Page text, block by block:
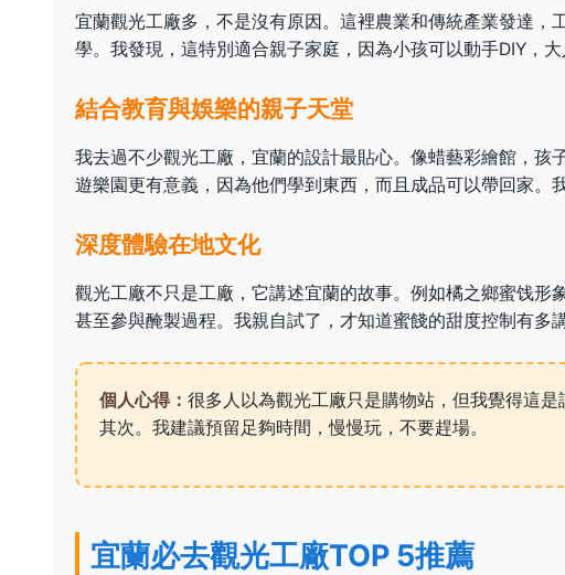
宜蘭觀光工廠多，不是沒有原因。這裡農業和傳統產業發達
學。我發現，這特別適合親子家庭，因為小孩可以動手DIY，大
結合教育與娛樂的親子天堂
我去過不少觀光工廠，宜蘭的設計最貼心。像蜡藝彩繪館，
遊樂園更有意義，因為他們學到東西，而且成品可以帶回家。
深度體驗在地文化
觀光工廠不只是工廠，它講述宜蘭的故事。例如橘之鄉蜜饯
甚至參與醃製過程。我親自試了，才知道蜜餞的甜度控制有多
個人心得： 很多人以為觀光工廠只是購物站，但我覺得這
其次。我建議預留足夠時間，慢慢玩，不要趕場。
宜蘭必去觀光工廠TOP 5推薦